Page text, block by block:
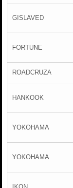
GISLAVED
FORTUNE
ROADCRUZA
HANKOOK
YOKOHAMA
YOKOHAMA